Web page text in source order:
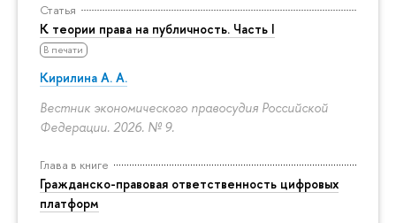
Статья
К теории права на публичность. Часть I
В печати
Кирилина А. А.
Вестник экономического правосудия Российской
Федерации. 2026. № 9.
Глава в книге
Гражданско-правовая ответственность цифровых
платформ